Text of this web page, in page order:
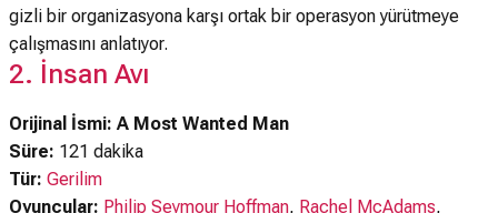
gizli bir organizasyona karşı ortak bir operasyon yürütmeye
çalışmasını anlatıyor.
2. İnsan Avı
Orijinal İsmi: A Most Wanted Man
Süre: 121 dakika
Tür: Gerilim
Oyuncular: Philip Seymour Hoffman, Rachel McAdams,